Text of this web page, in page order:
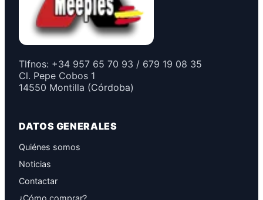
Tlfnos: +34 957 65 70 93 / 679 19 08 35
Cl. Pepe Cobos 1
14550 Montilla (Córdoba)
DATOS GENERALES
Quiénes somos
Noticias
Contactar
¿Cómo comprar?